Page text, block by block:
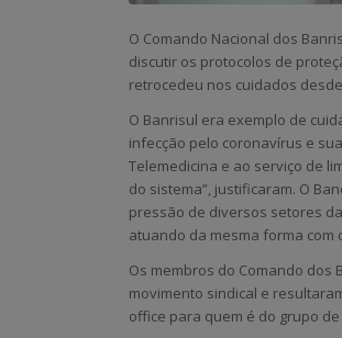
O Comando Nacional dos
discutir os protocolos de
retrocedeu nos cuidados
O Banrisul era exemplo de
infecção pelo coronavírus e
Telemedicina e ao serviço de
do sistema”, justificaram. O
pressão de diversos setores
atuando da mesma forma com
Os membros do Comando
movimento sindical e
office para quem é do grupo